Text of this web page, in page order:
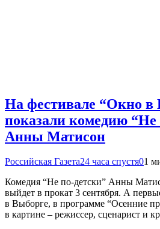
На фестивале “Окно в
показали комедию “Не
Анны Матисон
Российская Газета24 часа спустя01
Комедия “Не по-детски” Анны
выйдет в прокат 3 сентября. А
в Выборге, в программе “Осенние
в картине – режиссер, сценарист и